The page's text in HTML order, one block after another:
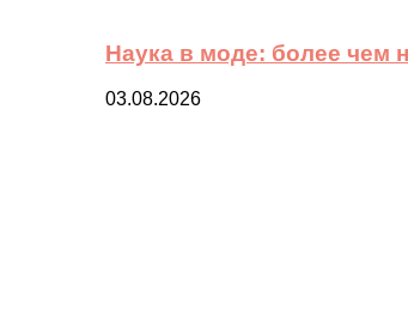
Наука в моде: более чем
03.08.2026